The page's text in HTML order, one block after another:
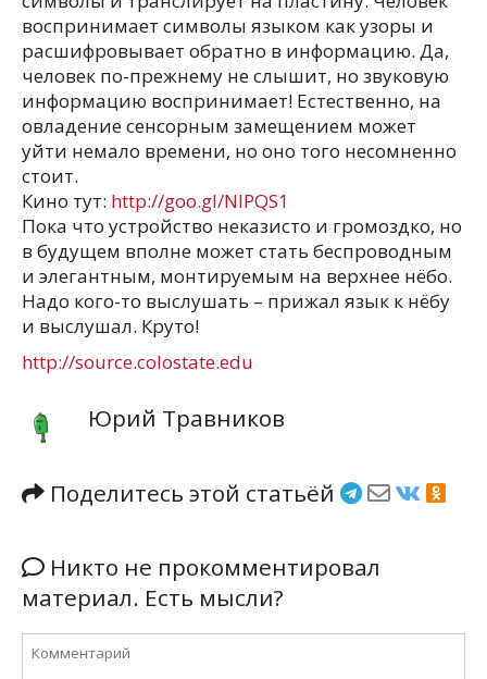
воспринимает символы языком как узоры и
расшифровывает обратно в информацию. Да,
человек по-прежнему не слышит, но звуковую
информацию воспринимает! Естественно, на
овладение сенсорным замещением может
уйти немало времени, но оно того несомненно
стоит.
Кино тут: http://goo.gl/NlPQS1
Пока что устройство неказисто и громоздко, но
в будущем вполне может стать беспроводным
и элегантным, монтируемым на верхнее нёбо.
Надо кого-то выслушать – прижал язык к нёбу
и выслушал. Круто!
http://source.colostate.edu
Юрий Травников
Поделитесь этой статьёй
Никто не прокомментировал
материал. Есть мысли?